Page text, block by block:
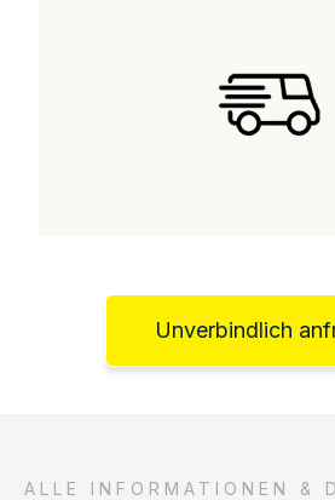
Unverbindlich
ALLE INFORMATIONEN &